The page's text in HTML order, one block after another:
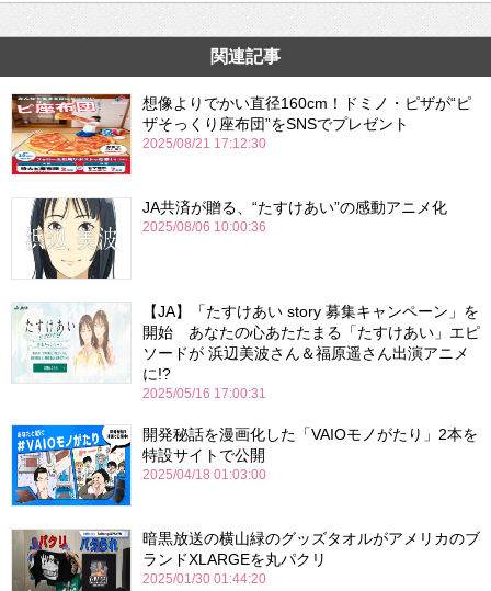
関連記事
想像よりでかい直径160cm！ドミノ・ピザが“ピ
ザそっくり座布団”をSNSでプレゼント
2025/08/21 17:12:30
JA共済が贈る、“たすけあい”の感動アニメ化
2025/08/06 10:00:36
【JA】「たすけあい story 募集キャンペーン」を
開始 あなたの心あたたまる「たすけあい」エピ
ソードが 浜辺美波さん＆福原遥さん出演アニメ
に!?
2025/05/16 17:00:31
開発秘話を漫画化した「VAIOモノがたり」2本を
特設サイトで公開
2025/04/18 01:03:00
暗黒放送の横山緑のグッズタオルがアメリカのブ
ランドXLARGEを丸パクリ
2025/01/30 01:44:20